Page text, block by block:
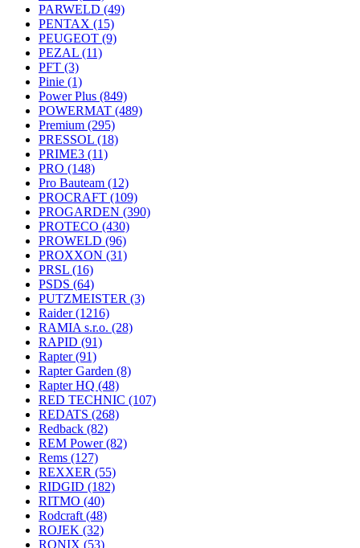
PARWELD (49)
PENTAX (15)
PEUGEOT (9)
PEZAL (11)
PFT (3)
Pinie (1)
Power Plus (849)
POWERMAT (489)
Premium (295)
PRESSOL (18)
PRIME3 (11)
PRO (148)
Pro Bauteam (12)
PROCRAFT (109)
PROGARDEN (390)
PROTECO (430)
PROWELD (96)
PROXXON (31)
PRSL (16)
PSDS (64)
PUTZMEISTER (3)
Raider(1216)
RAMIA s.r.o. (28)
RAPID (91)
Rapter(91)
Rapter Garden (8)
Rapter HQ (48)
RED TECHNIC (107)
REDATS (268)
Redback (82)
REM Power(82)
Rems (127)
REXXER (55)
RIDGID (182)
RITMO (40)
Rodcraft (48)
ROJEK (32)
RONIX (53)